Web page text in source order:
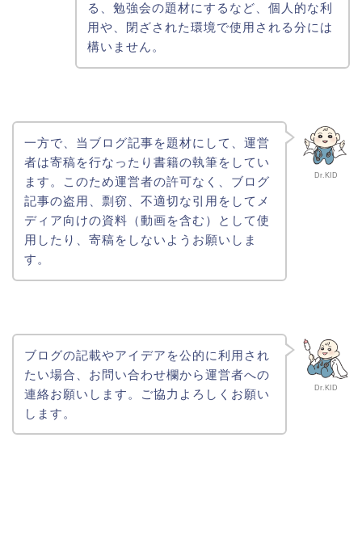
る、勉強会の題材にするなど、個人的な利
用や、閉ざされた環境で使用される分には
構いません。
Dr.KID
一方で、当ブログ記事を題材にして、運営
者は寄稿を行なったり書籍の執筆をしてい
ます。このため運営者の許可なく、ブログ
記事の盗用、剽窃、不適切な引用をしてメ
ディア向けの資料（動画を含む）として使
用したり、寄稿をしないようお願いしま
す。
Dr.KID
ブログの記載やアイデアを公的に利用され
たい場合、お問い合わせ欄から運営者への
連絡お願いします。ご協力よろしくお願い
します。